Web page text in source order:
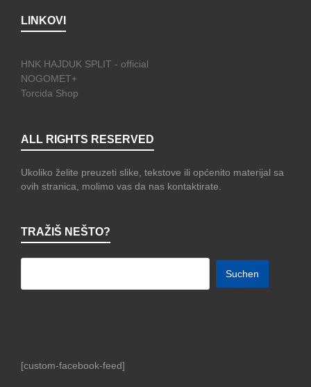
LINKOVI
HNK HAJDUK SPLIT - official
NOGOMET+
Torcida Shop
ALL RIGHTS RESERVED
Ukoliko želite preuzeti slike, tekstove ili općenito materijal sa
ovih stranica, molimo vas da nas kontaktirate.
TRAŽIŠ NEŠTO?
[custom-facebook-feed]